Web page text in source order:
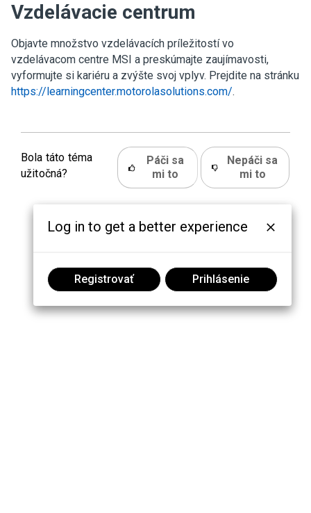
Vzdelávacie centrum
Objavte množstvo vzdelávacích príležitostí vo
vzdelávacom centre MSI a preskúmajte zaujímavosti,
vyformujte si kariéru a zvýšte svoj vplyv. Prejdite na stránku
https://learningcenter.motorolasolutions.com/.
Bola táto téma
užitočná?
Páči sa
mi to
Nepáči sa
mi to
Log in to get a better experience
Registrovať Prihlásenie